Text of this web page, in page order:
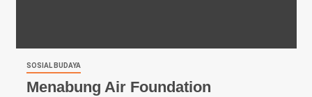
SOSIAL BUDAYA
Menabung Air Foundation